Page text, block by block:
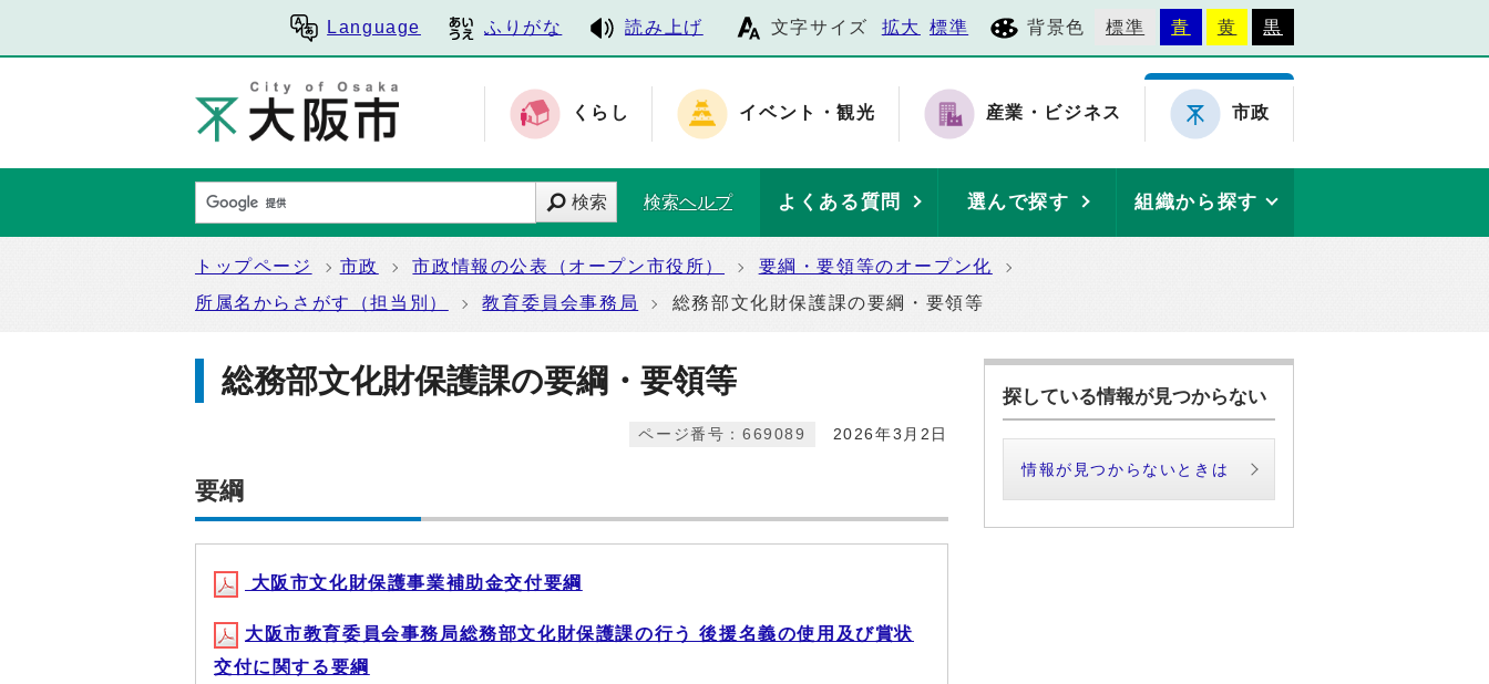
Language ふりがな 読み上げ 文字サイズ 拡大 標準 背景色 標準 青 黄 黒
くらし イベント・観光 産業・ビジネス 市政
検索 検索ヘルプ よくある質問 選んで探す 組織から探す
トップページ 市政 市政情報の公表（オープン市役所）
要綱・要領等のオープン化
所属名からさがす（担当別）
教育委員会事務局 総務部文化財保護課の要綱・要領等
総務部文化財保護課の要綱・要領等
2026年3月2日
ページ番号：669089
要綱
大阪市文化財保護事業補助金交付要綱
大阪市教育委員会事務局総務部文化財保護課の行う 後援名義の使用及び賞状
交付に関する要綱
探している情報が見つからない
情報が見つからないときは